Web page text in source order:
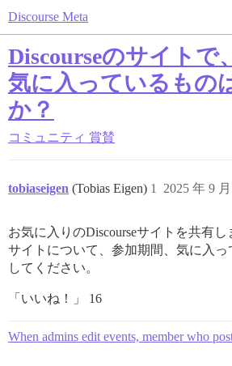
Discourse Meta
Discourseのサイトで
気に入っているもの
か？
コミュニティ 賞賛
tobiaseigen (Tobias Eigen) 2025 年 9
1
お気に入りのDiscourseサイトを共有し
サイトについて、参加期間、気に入
してください。
「いいね！」 16
When admins edit events, member who